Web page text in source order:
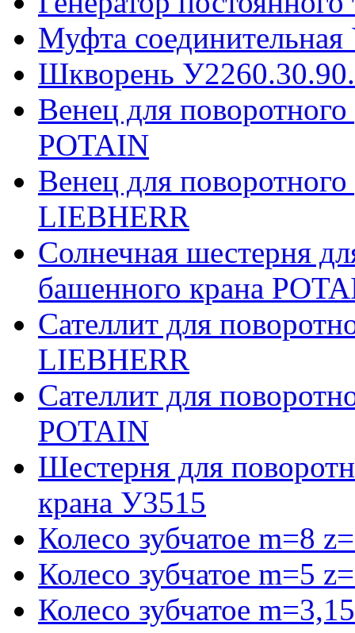
Муфта соединительная
Шкворень
Венец для
POTAIN
Венец для
LIEBHERR
Солнечная шестерня
башенного крана
Сателлит для
LIEBHERR
Сателлит для
POTAIN
Шестерня для
крана У3515
Колесо зубчатое m=8
Колесо зубчатое m=5
Колесо зубчатое